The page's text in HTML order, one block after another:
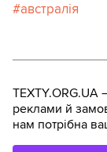
австралія
TEXTY.ORG.UA
реклами й
нам потрібна